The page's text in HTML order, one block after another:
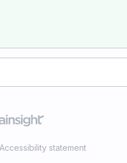
Accessibility statement